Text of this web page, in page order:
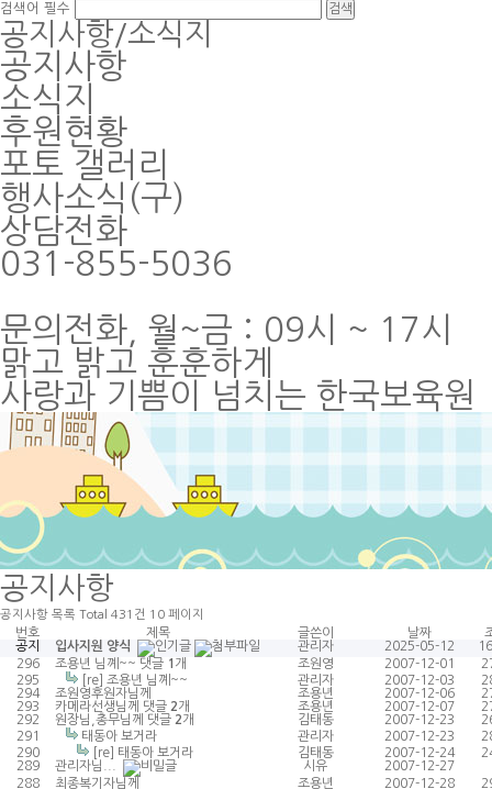
검색어 필수
공지사항/소식지
공지사항
소식지
후원현황
포토 갤러리
행사소식(구)
상담전화
031-855-5036
문의전화, 월~금 : 09시 ~ 17시
맑고 밝고 훈훈하게
사랑과 기쁨이 넘치는 한국보육원
공지사항
공지사항 목록 Total 431건 10 페이지
번호
제목 글쓴이 날짜
공지
입사지원 양식 관리자 2025-05-12
296
조용년 님꼐~~ 댓글 1 개 조원영 2007-12-01
295
[re] 조용년 님꼐~~ 관리자 2007-12-03
294
조원영후원자님께 조용년 2007-12-06
293
카메라선생님께 댓글 2개 조용년 2007-12-07
292
원장님,총무님께 댓글 2개 김태동 2007-12-23
291
태동아 보거라 관리자 2007-12-23
290
[re] 태동아 보거라 김태동 2007-12-24
289
관리자님... 시유
2007-12-27
288
최종복기자님께 조용년 2007-12-28